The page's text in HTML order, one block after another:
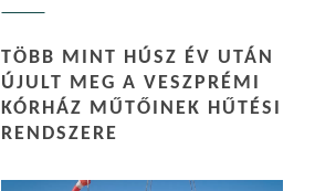
TÖBB MINT HÚSZ ÉV UTÁN
ÚJULT MEG A VESZPRÉMI
KÓRHÁZ MŰTŐINEK HŰTÉSI
RENDSZERE